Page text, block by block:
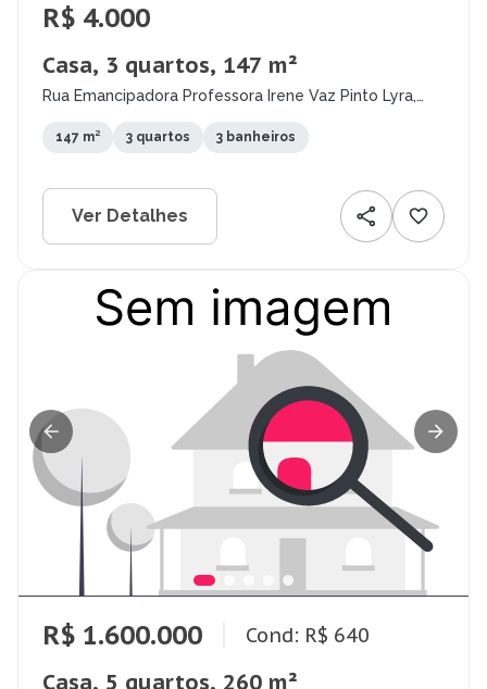
R$ 4.000
Casa, 3 quartos, 147 m²
Rua Emancipadora Professora Irene Vaz Pinto Lyra,
147 m² 3 quartos 3 banheiros
Ver Detalhes
R$ 1.600.000 Cond: R$ 640
Casa, 5 quartos, 260 m²